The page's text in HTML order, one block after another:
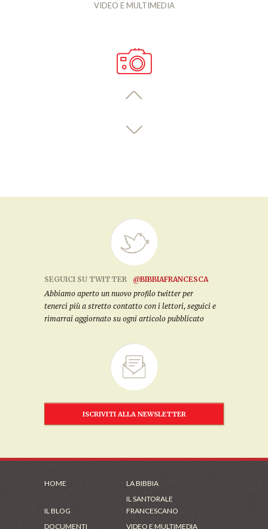
VIDEO E MULTIMEDIA
SEGUICI SU TWITTER
@BIBBIAFRANCESCA
Abbiamo aperto un nuovo profilo twitter per
tenerci più a stretto contatto con i lettori, seguici e
rimarrai aggiornato su ogni articolo pubblicato
ISCRIVITI ALLA NEWSLETTER
HOME LA BIBBIA
IL BLOG
IL SANTORALE
FRANCESCANO
DOCUMENTI
VIDEO E MULTIMEDIA